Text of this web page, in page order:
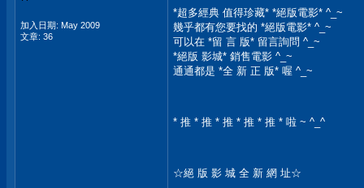
加入日期: May 2009
文章: 36
*超多經典 值得珍藏* *絕版電影* ^_~
幾乎都有您要找的 *絕版電影* ^_~
可以在 *留 言 版* 留言詢問 ^_~
*絕版 影城* 銷售電影 ^_~
通通都是 *全 新 正 版* 喔 ^_~
* 推 * 推 * 推 * 推 * 推 * 啦 ~ ^_^
☆絕 版 影 城 全 新 網 址☆